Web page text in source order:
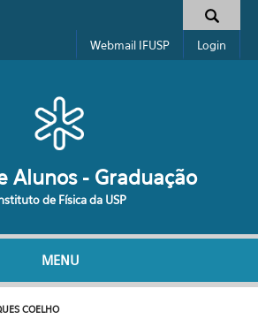
de busca
Webmail IFUSP Login
Alunos - Graduação
de Física da USP
MENU
COELHO